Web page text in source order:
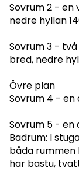
Sovrum 2 - en
nedre hyllan
Sovrum 3 -
bred, nedre
Övre plan
Sovrum 4 - en
Sovrum 5 - en
Badrum: I
båda rummen
har bastu,